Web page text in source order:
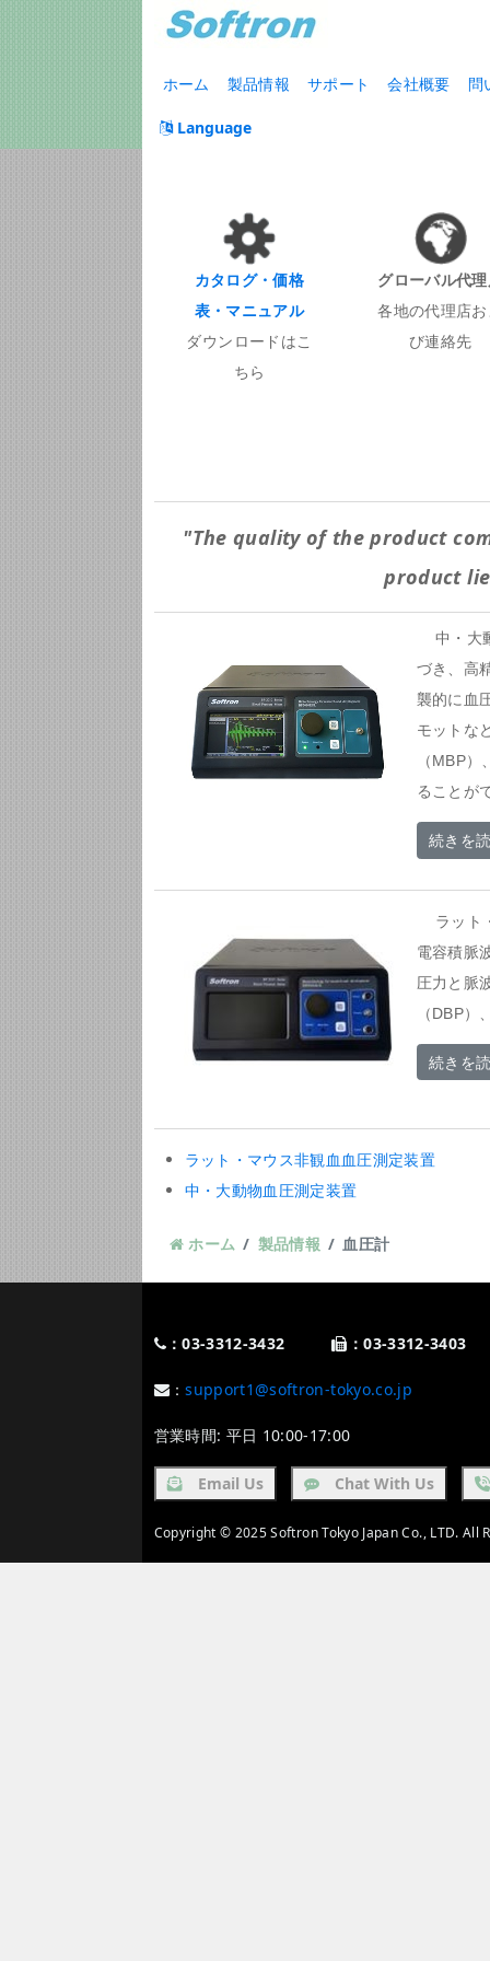
ホーム 製品情報 サポート 会社概要 問
Language
カタログ・価格
表・マニュアル
ダウンロードはこ
ちら
グローバル代
各地の代理店
び連絡先
"The quality of the product
product
中・大
づき、高
襲的に血
モットな
（MBP
ることが
続きを
ラット
電容積脈
圧力と脈
（DBP
続きを
ラット・マウス非観血血圧測定装置
中・大動物血圧測定装置
ホーム 製品情報 血圧計
：03-3312-3432 ：03-3312-3403
：support1@softron-tokyo.co.jp
営業時間: 平日 10:00-17:00
Email Us Chat With Us
Copyright © 2025 Softron Tokyo Japan Co., LTD. All